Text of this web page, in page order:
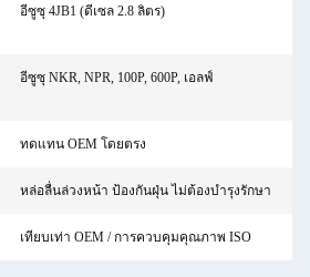
อีซูซุ 4JB1 (ดีเซล 2.8 ลิตร)
อีซูซุ NKR, NPR, 100P, 600P, เอลฟ์
ทดแทน OEM โดยตรง
หล่อลื่นล่วงหน้า ป้องกันฝุ่น ไม่ต้องบำรุงรักษา
เทียบเท่า OEM / การควบคุมคุณภาพ ISO